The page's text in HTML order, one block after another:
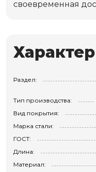
своевременная
Раздел:
Тип производства:
Вид покрытия:
Марка стали:
ГОСТ:
Длина:
Материал: